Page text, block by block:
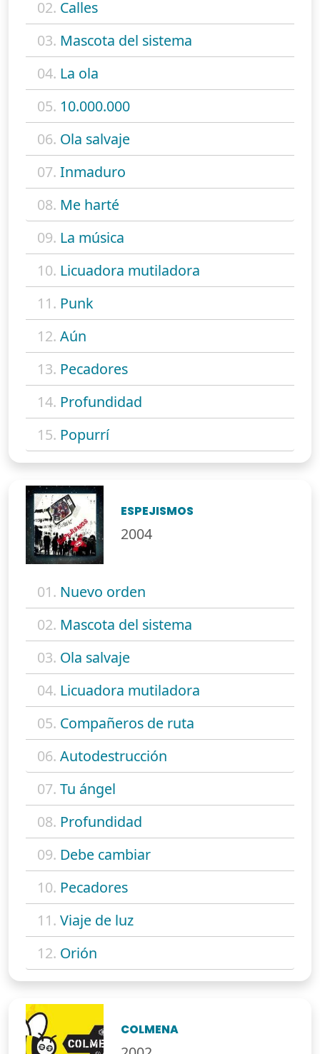
02. Calles
03. Mascota del sistema
04. La ola
05. 10.000.000
06. Ola salvaje
07. Inmaduro
08. Me harté
09. La música
10. Licuadora mutiladora
11. Punk
12. Aún
13. Pecadores
14. Profundidad
15. Popurrí
ESPEJISMOS
2004
01. Nuevo orden
02. Mascota del sistema
03. Ola salvaje
04. Licuadora mutiladora
05. Compañeros de ruta
06. Autodestrucción
07. Tu ángel
08. Profundidad
09. Debe cambiar
10. Pecadores
11. Viaje de luz
12. Orión
COLMENA